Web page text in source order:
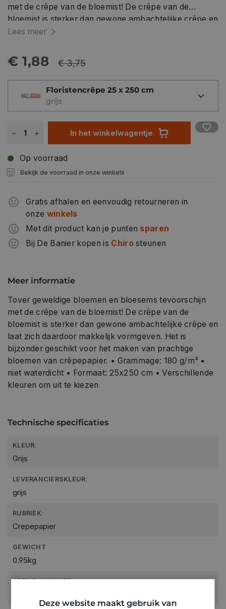
met de crêpe van de bloemist! De crêpe van de
bloemist is sterker dan gewone ambachtelijke crêpe en
laat zich daardoor makkelijk vormgeven. Het is
bloemen van crêpepapier. • Grammage: 180 g/m² •
niet waterdicht • Formaat: 25x250 cm • Verschillende
kleuren om uit te kiezen
Lees meer
€ 1,88 € 3,75
Floristencrêpe 25 x 250 cm
grijs
In het winkelwagentje
Op voorraad
Bekijk de voorraad in onze winkels
Gratis afhalen en eenvoudig retourneren in
onze winkels
Met dit product kan je punten sparen
Bij De Banier kopen is Chirosteunen
Meer informatie
Tover geweldige bloemen en bloesems tevoorschijn
met de crêpe van de bloemist! De crêpe van de
bloemist is sterker dan gewone ambachtelijke crêpe en
laat zich daardoor makkelijk vormgeven. Het is
bijzonder geschikt voor het maken van prachtige
bloemen van crêpepapier. • Grammage: 180 g/m² •
niet waterdicht • Formaat: 25x250 cm • Verschillende
kleuren om uit te kiezen
Technische specificaties
KLEUR:
Grijs
LEVERANCIERSKLEUR:
grijs
RUBRIEK:
Crepepapier
GEWICHT
0.95kg
ARTIKELNUMMER
Deze website maakt gebruik van